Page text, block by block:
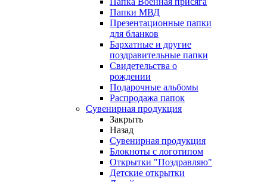
Папки МВД
Презентационные папки
для бланков
Бархатные и другие
поздравительные папки
Свидетельства о
рождении
Подарочные альбомы
Распродажа папок
Сувенирная продукция
Закрыть
Назад
Сувенирная продукция
Блокноты с логотипом
Открытки "Поздравляю"
Детские открытки